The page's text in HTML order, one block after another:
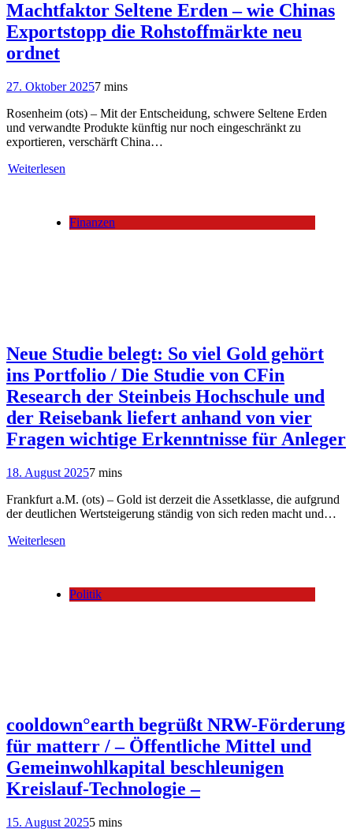
Machtfaktor Seltene Erden – wie Chinas
Exportstopp die Rohstoffmärkte neu
ordnet
27. Oktober 20257 mins
Rosenheim (ots) – Mit der Entscheidung, schwere Seltene Erden
und verwandte Produkte künftig nur noch eingeschränkt zu
exportieren, verschärft China…
Weiterlesen
Finanzen
Neue Studie belegt: So viel Gold gehört
ins Portfolio / Die Studie von CFin
Research der Steinbeis Hochschule und
der Reisebank liefert anhand von vier
Fragen wichtige Erkenntnisse für Anleger
18. August 20257 mins
Frankfurt a.M. (ots) – Gold ist derzeit die Assetklasse, die aufgrund
der deutlichen Wertsteigerung ständig von sich reden macht und…
Weiterlesen
Politik
cooldown°earth begrüßt NRW-Förderung
für matterr / – Öffentliche Mittel und
Gemeinwohlkapital beschleunigen
Kreislauf-Technologie –
15. August 20255 mins